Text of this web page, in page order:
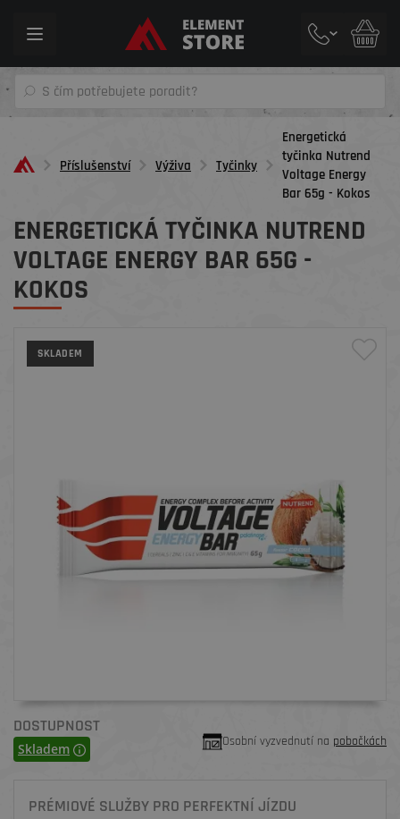
Toggle
Příslušenství Výživa Tyčinky
Energetická
tyčinka Nutrend
Voltage Energy
Bar 65g - Kokos
ENERGETICKÁ TYČINKA NUTREND
VOLTAGE ENERGY BAR 65G -
KOKOS
SKLADEM
DOSTUPNOST
Skladem Osobní vyzvednutí na pobočkách
PRÉMIOVÉ SLUŽBY PRO PERFEKTNÍ JÍZDU